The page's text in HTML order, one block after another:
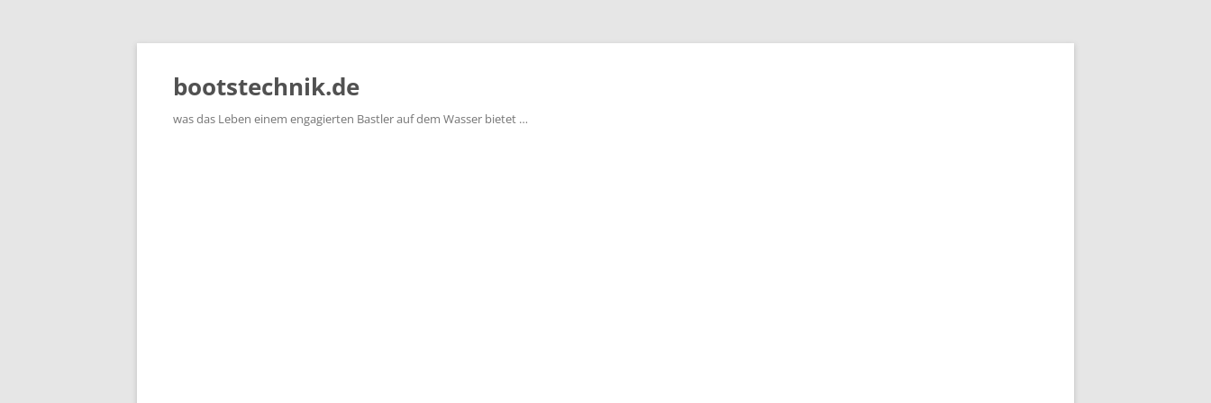
Zum
springen
bootstechnik.de
was das Leben einem engagierten Bastler auf dem Wasser bietet …